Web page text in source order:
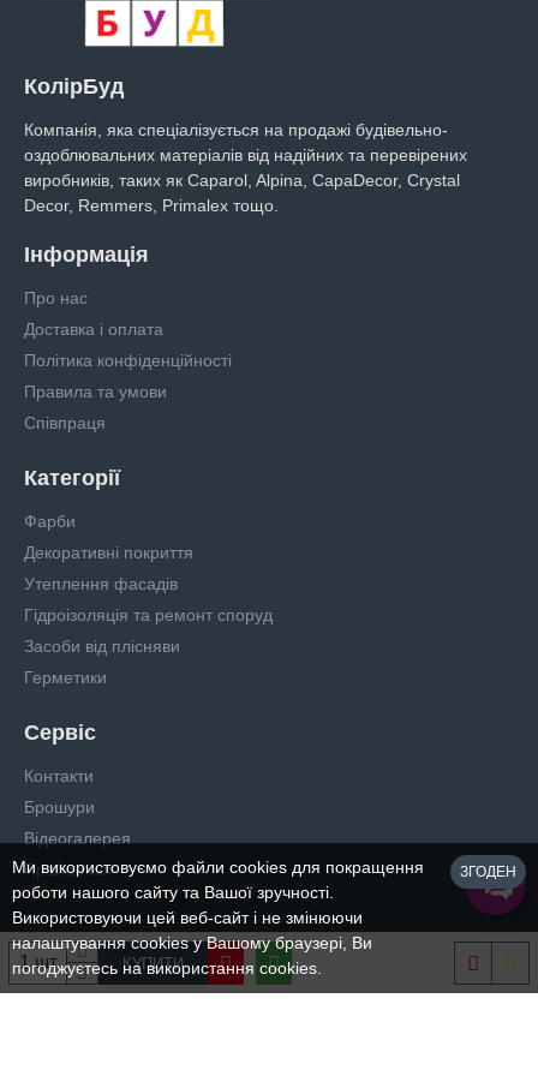
КУПИТИ
КолірБуд
Компанія, яка спеціалізується на продажі будівельно-
оздоблювальних матеріалів від надійних та перевірених
виробників, таких як Caparol, Alpina, CapaDecor, Crystal
Decor, Remmers, Primalex тощо.
Інформація
Про нас
Доставка і оплата
Політика конфіденційності
Правила та умови
Співпраця
Категорії
Фарби
Декоративні покриття
Утеплення фасадів
Гідроізоляція та ремонт споруд
Засоби від плісняви
Герметики
Сервіс
Контакти
Брошури
Відеогалерея
Прайс-лист
ЗГОДЕН
Ми використовуємо файли cookies для покращення
роботи нашого сайту та Вашої зручності.
Використовуючи цей веб-сайт і не змінюючи
налаштування cookies у Вашому браузері, Ви
погоджуєтесь на використання cookies.